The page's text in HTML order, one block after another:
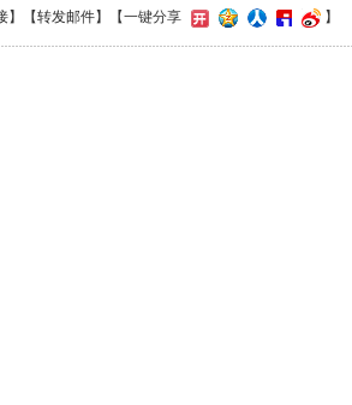
】【转发邮件】 【一键分享 】